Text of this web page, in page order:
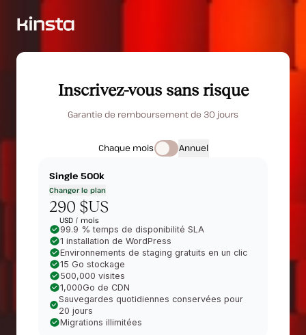
Inscrivez-vous sans risque
Garantie de remboursement de 30 jours
Chaque mois Annuel
Single 500k
Changer le plan
290 $US
USD / mois
99.9 % temps de disponibilité SLA
1 installation de WordPress
Environnements de staging gratuits en un clic
15 Go stockage
500,000 visites
1,000Go de CDN
Sauvegardes quotidiennes conservées pour
20 jours
Migrations illimitées